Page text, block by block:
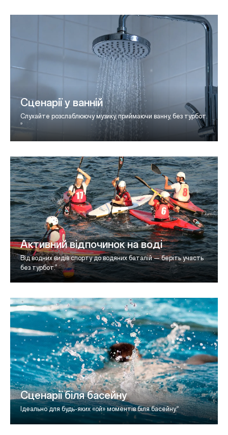
Сценарії у ванній
Слухайте розслаблюючу музику, приймаючи ванну, без турбот.
9
Активний відпочинок на воді
Від водних видів спорту до водяних баталій — беріть участь
безтурбот.9
Сценарії біля басейну
Ідеально для будь-яких «ой» моментів біля басейну.9